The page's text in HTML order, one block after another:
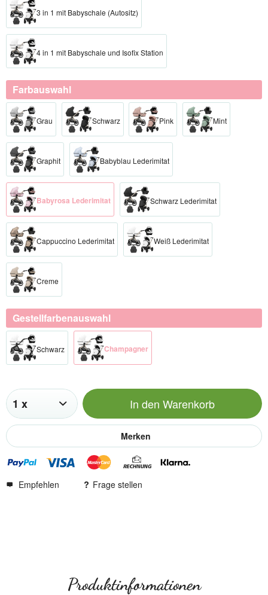
3 in 1 mit Babyschale (Autositz)
4 in 1 mit Babyschale und Isofix Station
Farbauswahl
Grau Schwarz Pink Mint
Graphit Babyblau Lederimitat
Babyrosa Lederimitat Schwarz Lederimitat
Cappuccino Lederimitat Weiß Lederimitat
Creme
Gestellfarbenauswahl
Schwarz​ Champagner​
In den Warenkorb
Merken
Empfehlen Frage stellen
Produktinformationen